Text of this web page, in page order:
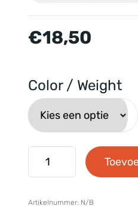
€18,50
Color / Weight
Dynamic
Discs
Artikelnummer: N/B